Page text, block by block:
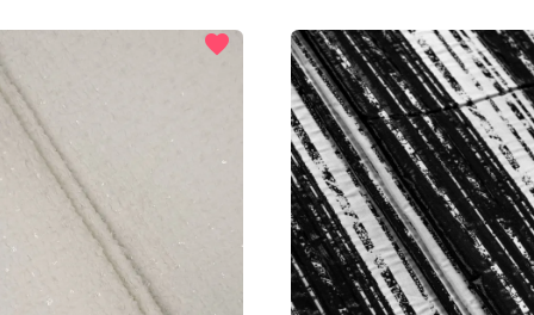
favorite